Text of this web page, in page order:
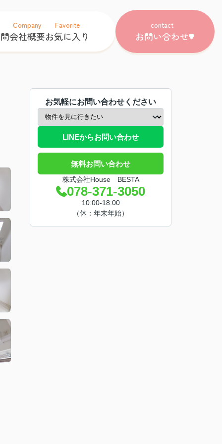
Company
会社概要
Favorite
お気に入り
contact
お問い合わせ
お気軽にお問い合わせください
LINEからお問い合わせ
無料お問い合わせ
株式会社House BESTA
078-371-3050
10:00-18:00
（休：年末年始）